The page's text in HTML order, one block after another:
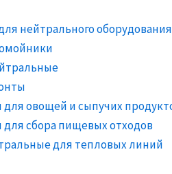
нейтрального оборудования
овощей и сыпучих
сбора пищевых отходов
для тепловых линий